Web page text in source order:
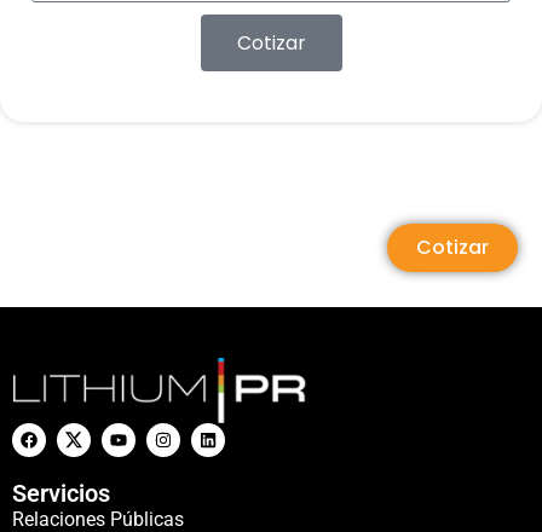
Cotizar
Cotizar
Servicios
Relaciones Públicas